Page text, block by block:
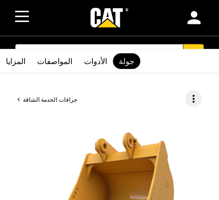
person
SEARCH
جرافات الخدمة الشاقة more_vert
المزايا المواصفات الأدوات جولة